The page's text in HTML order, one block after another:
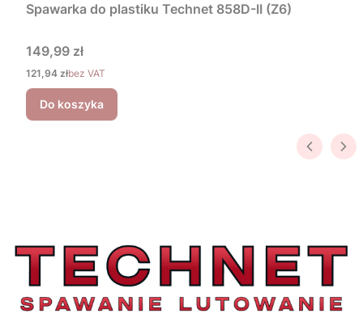
Spawarka do plastiku Technet 858D-II (Z6)
Cena
149,99 zł
Cena
121,94 złbez VAT
Do koszyka